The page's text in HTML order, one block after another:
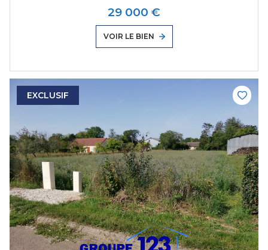
29 000 €
VOIR LE BIEN
EXCLUSIF